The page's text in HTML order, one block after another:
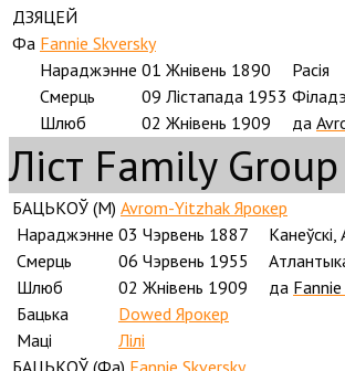
ДЗЯЦЕЙ
Фа Fannie Skversky
Нараджэнне 01 Жнівень 1890
Расія
Смерць
09 Лістапада 1953
Шлюб
02 Жнівень 1909 да
Ліст Family
БАЦЬКОЎ (M) Avrom-Yitzhak Ярокер
Нараджэнне 03 Чэрвень 1887
Смерць
06 Чэрвень 1955
Шлюб
02 Жнівень 1909 да
Бацька
Dowed Ярокер
Маці
Лілі
БАЦЬКОЎ (Фа) Fannie Skversky